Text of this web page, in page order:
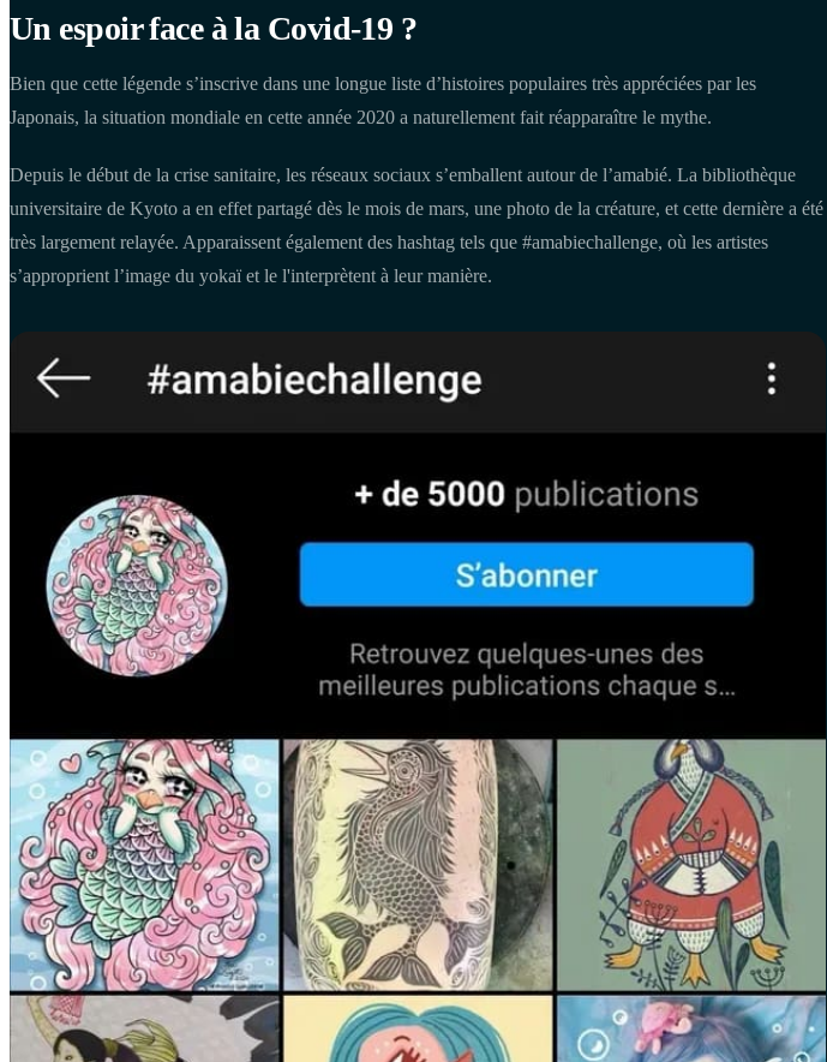
Un espoir face à la Covid-19 ?
Bien que cette légende s’inscrive dans une longue liste d’histoires populaires très appréciées par les
Japonais, la situation mondiale en cette année 2020 a naturellement fait réapparaître le mythe.
Depuis le début de la crise sanitaire, les réseaux sociaux s’emballent autour de l’amabié. La bibliothèque
universitaire de Kyoto a en effet partagé dès le mois de mars, une photo de la créature, et cette dernière a été
très largement relayée. Apparaissent également des hashtag tels que #amabiechallenge, où les artistes
s’approprient l’image du yokaï et le l'interprètent à leur manière.